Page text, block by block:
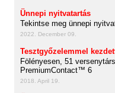
Ünnepi nyitvatartás
Tekintse meg ünnepi
2022. December 09.
Tesztgyőzelemmel
Fölényesen, 51
PremiumContact™ 6
2018. April 19.